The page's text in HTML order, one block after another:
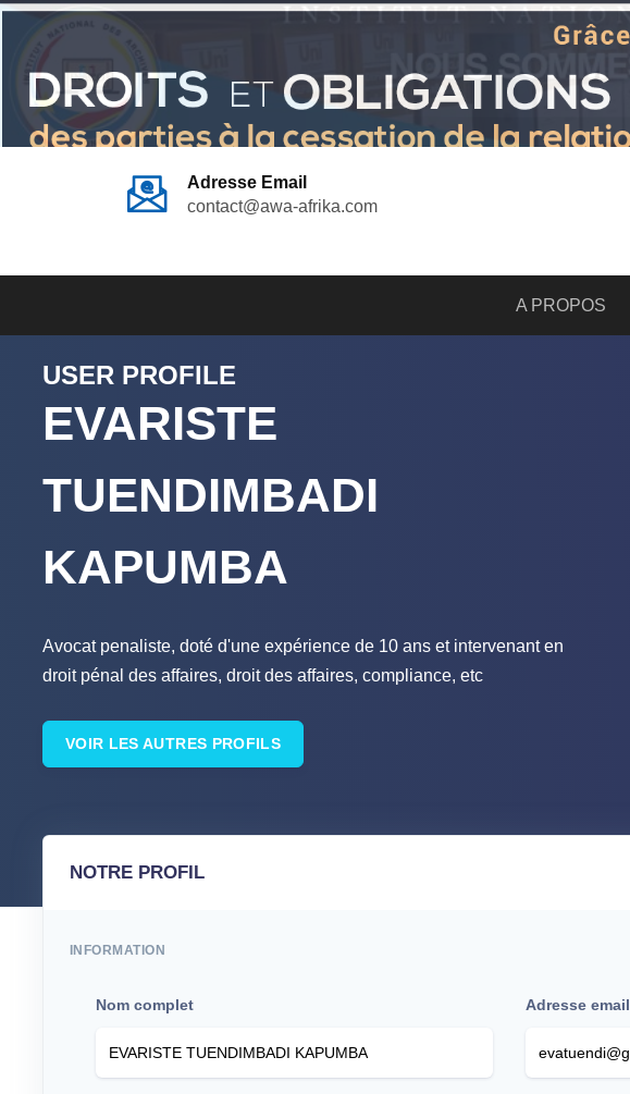
Adresse Email
contact@awa-afrika.com
A PROPOS
USER PROFILE
EVARISTE
TUENDIMBADI
KAPUMBA
Avocat penaliste, doté d'une expérience de 10 ans et intervenant en
droit pénal des affaires, droit des affaires, compliance, etc
VOIR LES AUTRES PROFILS
NOTRE PROFIL
INFORMATION
Nom complet Adresse email